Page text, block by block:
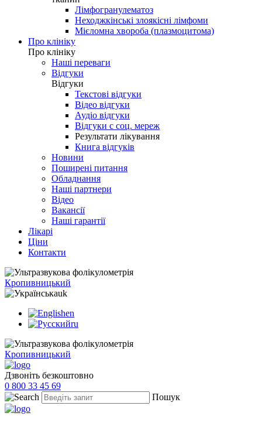
Лімфогранулематоз
Неходжкінські злоякісні лімфоми
Мієломна хвороба (плазмоцитома)
Про клініку
Про клініку
Наші переваги
Відгуки
Відгуки
Текстові відгуки
Відео відгуки
Аудіо відгуки
Відгуки с соц. мереж
Результати лікування
Книга відгуків
Новини
Поширені питання
Обладнання
Наші партнери
Відео
Вакансії
Наші гарантії
Лікарі
Ціни
Контакти
Кропивницький
uk
en
ru
Кропивницький
Дзвоніть безкоштовно
0 800 33 45 69
Пошук